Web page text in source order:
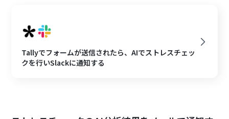
Tallyでフォームが送信されたら、AIでストレスチェッ
クを行いSlackに通知する